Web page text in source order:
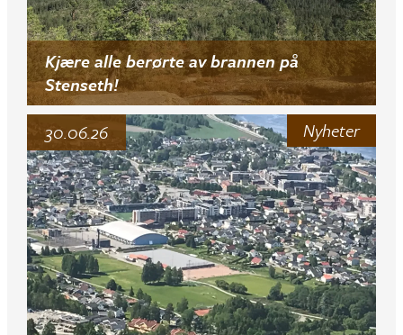
Kjære alle berørte av brannen på
Stenseth!
Nyheter
30.06.26